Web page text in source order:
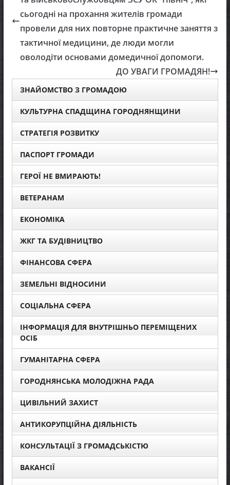
сьогодні на прохання жителів громади
провели для них повторне практичне заняття з
тактичної медицини, де люди могли
оволодіти основами домедичної допомоги.
ДО УВАГИ ГРОМАДЯН!
ЗНАЙОМСТВО З ГРОМАДОЮ
КУЛЬТУРНА СПАДЩИНА ГОРОДНЯНЩИНИ
СТРАТЕГІЯ РОЗВИТКУ
ПАСПОРТ ГРОМАДИ
ГЕРОЇ НЕ ВМИРАЮТЬ!
ВЕТЕРАНАМ
ЕКОНОМІКА
ЖКГ ТА БУДІВНИЦТВО
ФІНАНСОВА СФЕРА
ЗЕМЕЛЬНІ ВІДНОСИНИ
СОЦІАЛЬНА СФЕРА
ІНФОРМАЦІЯ ДЛЯ ВНУТРІШНЬО ПЕРЕМІЩЕНИХ
ОСІБ
ГУМАНІТАРНА СФЕРА
ГОРОДНЯНСЬКА МОЛОДІЖНА РАДА
ЦИВІЛЬНИЙ ЗАХИСТ
АНТИКОРУПЦІЙНА ДІЯЛЬНІСТЬ
КОНСУЛЬТАЦІЇ З ГРОМАДСЬКІСТЮ
ВАКАНСІЇ